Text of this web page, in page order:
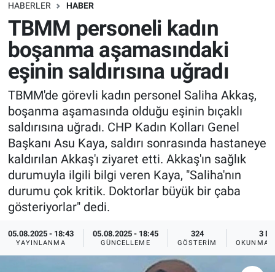
HABERLER HABER
TBMM personeli kadın
boşanma aşamasındaki
eşinin saldırısına uğradı
TBMM'de görevli kadın personel Saliha Akkaş,
boşanma aşamasında olduğu eşinin bıçaklı
saldırısına uğradı. CHP Kadın Kolları Genel
Başkanı Asu Kaya, saldırı sonrasında hastaneye
kaldırılan Akkaş'ı ziyaret etti. Akkaş'ın sağlık
durumuyla ilgili bilgi veren Kaya, "Saliha'nın
durumu çok kritik. Doktorlar büyük bir çaba
gösteriyorlar" dedi.
05.08.2025 - 18:43
YAYINLANMA
05.08.2025 - 18:45
GÜNCELLEME
324
GÖSTERIM
3 DK
OKUNMA
Bilim turu
Bilim ve Teknoloji Evreni
Doğa Konuşuyor
Dünya
Ege Saati
Ege'den Esintiler
Eğitim
Eğlence
Dünya
Teknoloji
Sağlık
Yayın Akışı
İletişim
Trafik Durumu
Süper Lig Puan Durumu ve Fikstür
Tüm Manşetler
Son Dakika Haberleri
Haber Arşivi